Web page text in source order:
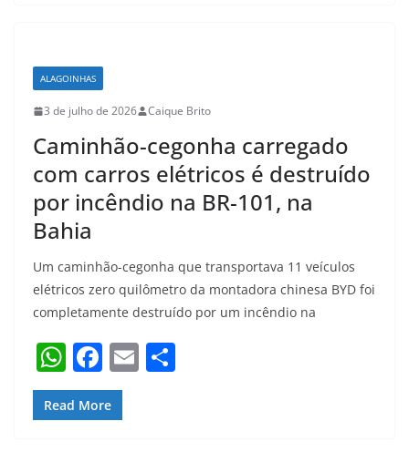
p
p
o
o
k
ALAGOINHAS
3 de julho de 2026 Caique Brito
Caminhão-cegonha carregado
com carros elétricos é destruído
por incêndio na BR-101, na
Bahia
Um caminhão-cegonha que transportava 11 veículos
elétricos zero quilômetro da montadora chinesa BYD foi
completamente destruído por um incêndio na
W
h
at
F
a
c
E
Read More